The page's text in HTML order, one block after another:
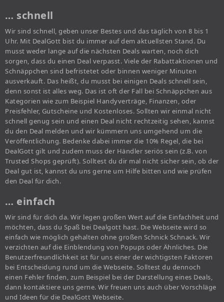
… schnell
Wir sind schnell, geben unser Bestes und das täglich von 8 bis 1
Uhr. Mit DealGott bist du immer auf dem aktuellsten Stand. Du
musst weder lange auf die nächsten Deals warten, noch dich
sorgen, dass du einen Deal verpasst. Viele der Rabattaktionen und
Schnäppchen sind befristetet oder binnen weniger Minuten
ausverkauft. Das heißt, du musst bei einigen Deals schnell sein,
denn sonst ist alles weg. Das ist oft der Fall bei Schnäppchen aus
Kategorien wie zum Beispiel Handyverträge, Finanzen, oder
Preisfehler, Gutscheine und Kostenloses. Sollten wir einmal nicht
schnell genug sein und einen Deal nicht rechtzeitig sehen, kannst
du den Deal melden und wir kümmern uns umgehend um die
Veröffentlichung. Bedenke dabei immer die 10% Regel, die bei
DealGott gilt und zudem muss der Händler seriös sein (z.B. von
Trusted Shops geprüft). Solltest du dir mal nicht sicher sein, ob der
Deal gut ist, kannst du uns gerne um Hilfe bitten und wie prüfen
den Deal für dich.
… einfach
Wir sind für dich da. Wir legen großen Wert auf die Einfachheit und
möchten, dass du Spaß bei Dealgott hast. Die Webseite wird so
einfach wie möglich gehalten ohne großen Schnick Schnack. Wir
verzichten auf die Einblendung von Popups oder Ähnliches. Die
Benutzerfreundlichkeit ist für uns einer der wichtigsten Faktoren
bei Entscheidung rund um die Webseite. Solltest du dennoch
einen Fehler finden, zum Beispiel bei der Darstellung eines Deals,
dann kontaktiere uns gerne. Wir freuen uns auch über Vorschläge
und Ideen für die DealGott Webseite.